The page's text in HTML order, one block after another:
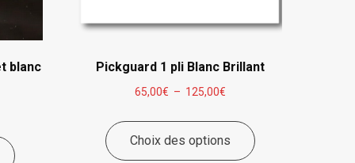
blanc
produit
Pickguard 1 pli Blanc Brillant
65,00€ – 125,00€Plage
prix :
65,00€
Choix des options
produit